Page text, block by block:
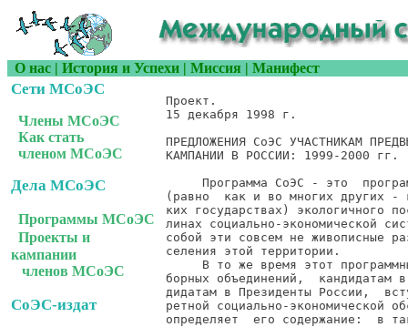
О нас | История и Успехи | Миссия | Манифест
Сети МСоЭС
Члены МСоЭС
Как стать
членом МСоЭС
Дела МСоЭС
Программы МСоЭС
Проекты и
кампании
членов МСоЭС
СоЭС-издат